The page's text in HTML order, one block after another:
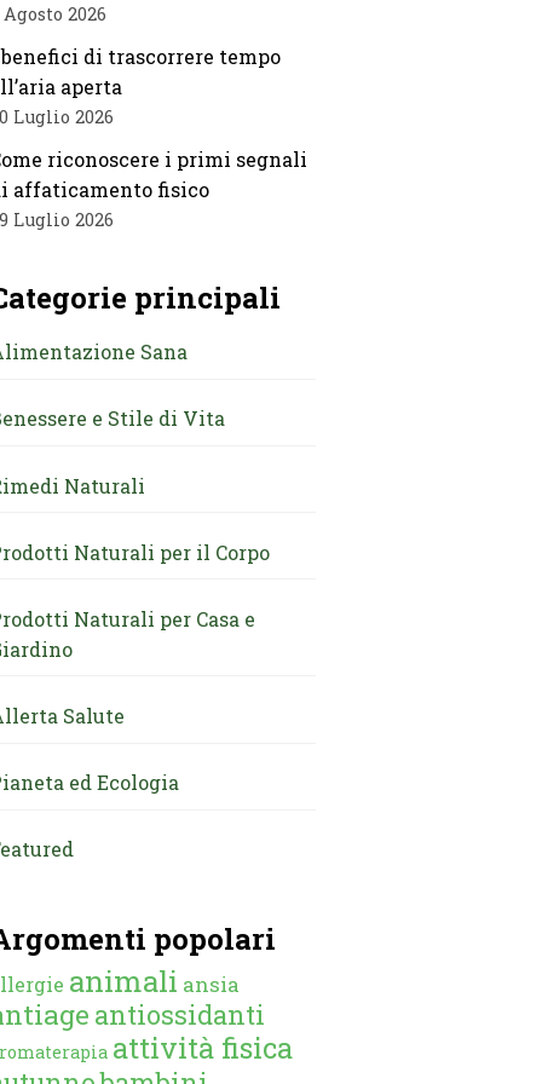
Agosto 2026
di trascorrere tempo
aperta
Luglio 2026
riconoscere i primi segnali
affaticamento fisico
Luglio 2026
principali
Sana
e Stile di Vita
Naturali
Naturali per il Corpo
Naturali per Casa e
Salute
ed Ecologia
popolari
animali ansia
antiossidanti
attività fisica